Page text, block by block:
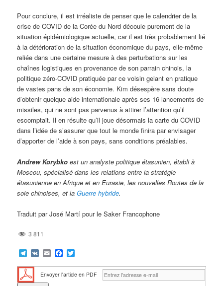
Pour conclure, il est irréaliste de penser que le calendrier de la
crise de COVID de la Corée du Nord découle purement de la
situation épidémiologique actuelle, car il est très probablement lié
à la détérioration de la situation économique du pays, elle-même
reliée dans une certaine mesure à des perturbations sur les
chaînes logistiques en provenance de son parrain chinois, la
politique zéro-COVID pratiquée par ce voisin gelant en pratique
de vastes pans de son économie. Kim désespère sans doute
d’obtenir quelque aide internationale après ses 16 lancements de
missiles, qui ne sont pas parvenus à attirer l’attention qu’il
escomptait. Il en résulte qu’il joue désormais la carte du COVID
dans l’idée de s’assurer que tout le monde finira par envisager
d’apporter de l’aide à son pays, sans conditions préalables.
Andrew Korybko est un analyste politique étasunien, établi à
Moscou, spécialisé dans les relations entre la stratégie
étasunienne en Afrique et en Eurasie, les nouvelles Routes de la
soie chinoises, et laGuerre hybride.
Traduit par José Martí pour le Saker Francophone
3 811
Telegram
VK EmailFacebook
Envoyer l'article en PDF